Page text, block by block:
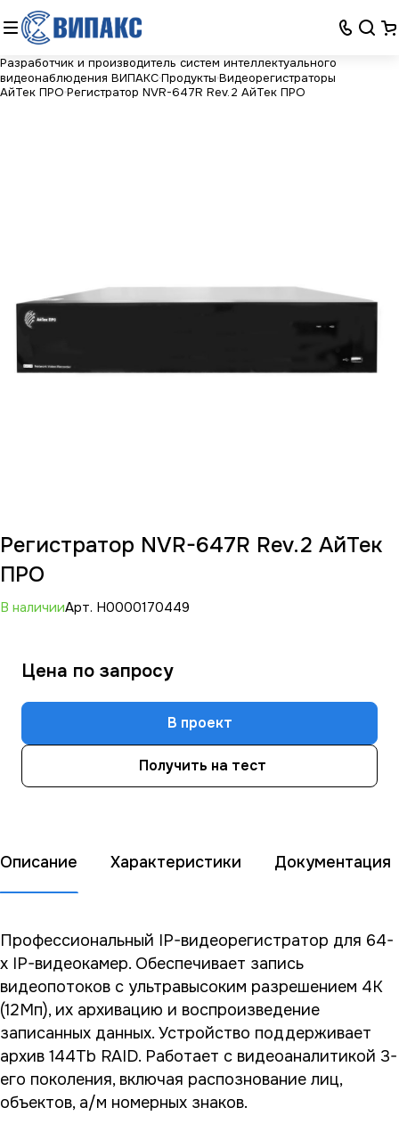
Разработчик и производитель систем интеллектуального
видеонаблюдения ВИПАКСПродукты Видеорегистраторы
АйТек ПРО Регистратор NVR-647R Rev.2 АйТек ПРО
Регистратор NVR-647R Rev.2 АйТек
ПРО
В наличииАрт. Н0000170449
Цена по запросу
В проект
Получить на тест
Описание Характеристики Документация
Профессиональный IP-видеорегистратор для 64-
х IP-видеокамер. Обеспечивает запись
видеопотоков c ультравысоким разрешением 4K
(12Мп), их архивацию и воспроизведение
записанных данных. Устройство поддерживает
архив 144Tb RAID. Работает с видеоаналитикой 3-
его поколения, включая распознование лиц,
объектов, а/м номерных знаков.